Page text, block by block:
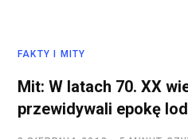
FAKTY I MITY
Mit: W latach 70. XX
przewidywali epokę